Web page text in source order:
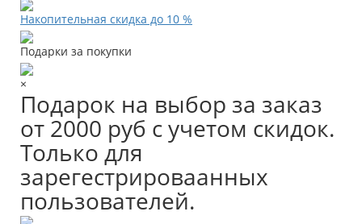
Накопительная скидка до 10 %
Подарки за покупки
×
Подарок на выбор за заказ
от 2000 руб с учетом скидок.
Только для
зарегестрироваанных
пользователей.